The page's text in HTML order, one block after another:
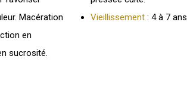
Macération
en
sucrosité.
Vieillissement: 4 à 7 ans